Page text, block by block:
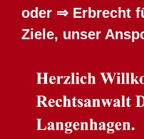
oder ⇒ Erbrecht
Ziele, unser